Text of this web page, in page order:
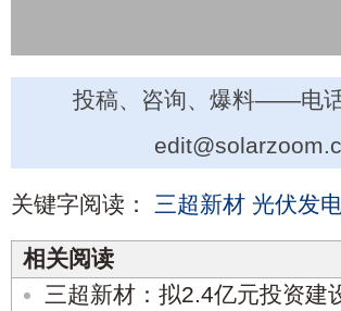
投稿、咨询、爆料——电
关键字阅读： 三超新材 光伏发
相关阅读
三超新材：拟2.4亿元投资建